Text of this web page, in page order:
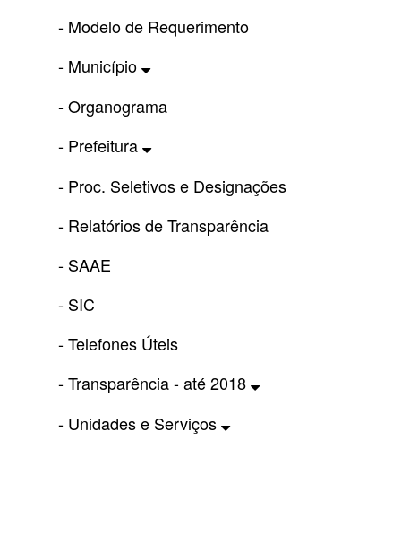
- Modelo de Requerimento
- Município
- Organograma
- Prefeitura
- Proc. Seletivos e Designações
- Relatórios de Transparência
- SAAE
- SIC
- Telefones Úteis
- Transparência - até 2018
- Unidades e Serviços